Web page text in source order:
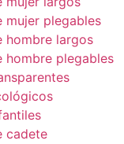
mujer plegables
hombre largos
hombre plegables
cadete